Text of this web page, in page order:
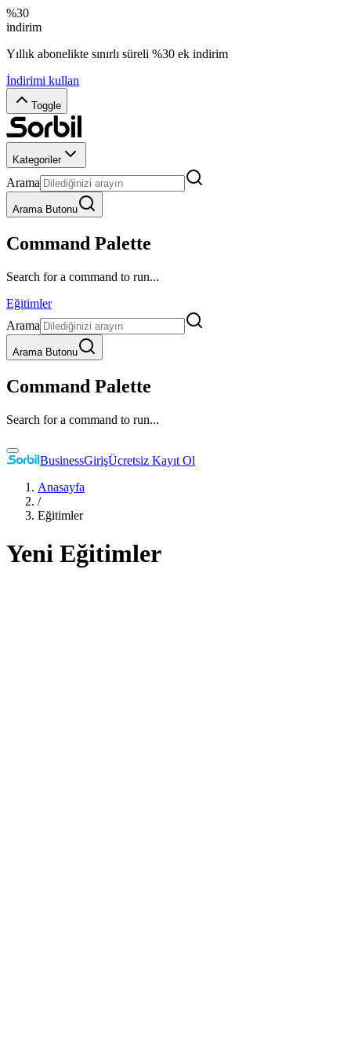
%30
indirim
Yıllık abonelikte sınırlı süreli %30 ek indirim
İndirimi kullan
Toggle
Kategoriler
Arama
Arama Butonu
Command Palette
Search for a command to run...
Eğitimler
Arama
Arama Butonu
Command Palette
Search for a command to run...
BusinessGirişÜcretsiz Kayıt Ol
Anasayfa
/
Eğitimler
Yeni Eğitimler